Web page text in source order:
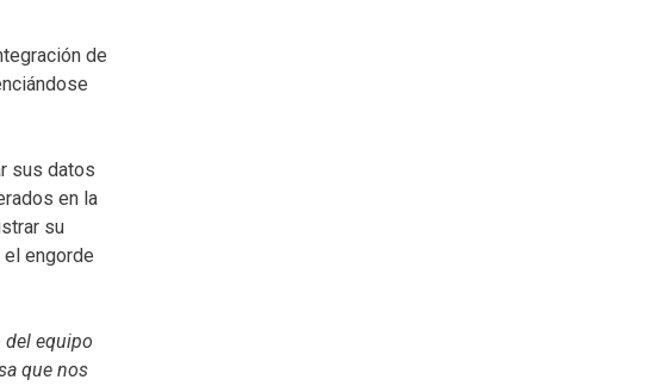
de
sus datos
en la
su
engorde
del equipo
que nos